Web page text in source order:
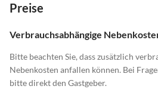
Preise
Verbrauchsabhängige
Bitte beachten Sie, dass zusätzlich
Nebenkosten anfallen können. Bei
bitte direkt den Gastgeber.